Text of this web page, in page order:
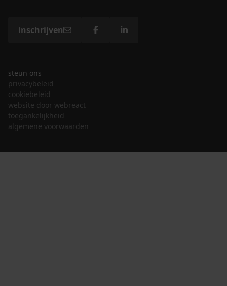
inschrijven
steun ons
privacybeleid
cookiebeleid
website door webreact
toegankelijkheid
algemene voorwaarden